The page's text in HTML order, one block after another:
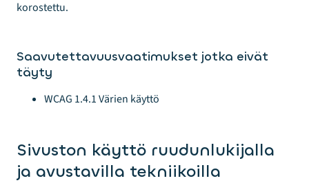
korostettu.
Saavutettavuusvaatimukset jotka eivät
täyty
WCAG 1.4.1 Värien käyttö
Sivuston käyttö ruudunlukijalla
ja avustavilla tekniikoilla